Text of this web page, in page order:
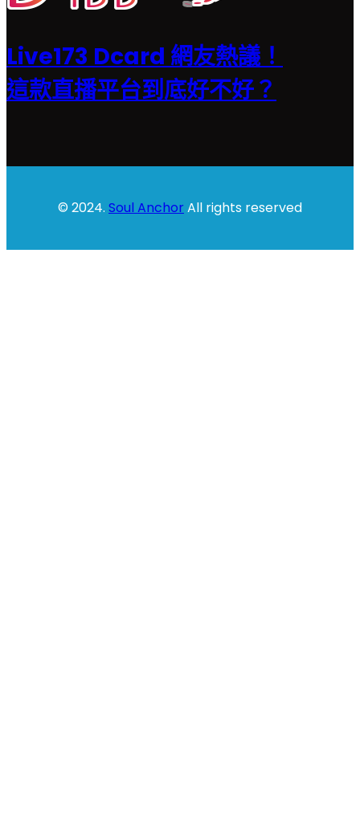
Live173 Dcard 網友熱議！
這款直播平台到底好不好？
© 2024. Soul AnchorAll rights reserved